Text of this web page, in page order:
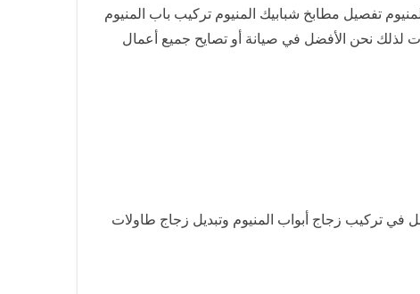
تفصيل مطابخ شبابيك المنيوم تركيب باب المنيوم
فقل باب المنيوم تركيب أبواب المنيوم سحابة وصيانة أبواب جرارة تركيب أبواب اكورديون كفالة 3 سنوات لذلك نحن الأفضل في صيانة أو تصايح جميع أعمال
في تركيب زجاج أبواب المنيوم وتبديل زجاج طاولات